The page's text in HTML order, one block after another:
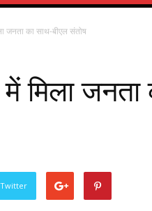
जनता का साथ-बीएल संतोष
मिला